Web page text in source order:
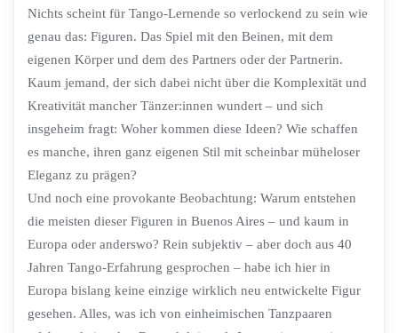
Nichts scheint für Tango-Lernende so verlockend zu sein wie
genau das: Figuren. Das Spiel mit den Beinen, mit dem
eigenen Körper und dem des Partners oder der Partnerin.
Kaum jemand, der sich dabei nicht über die Komplexität und
Kreativität mancher Tänzer:innen wundert – und sich
insgeheim fragt: Woher kommen diese Ideen? Wie schaffen
es manche, ihren ganz eigenen Stil mit scheinbar müheloser
Eleganz zu prägen?
Und noch eine provokante Beobachtung: Warum entstehen
die meisten dieser Figuren in Buenos Aires – und kaum in
Europa oder anderswo? Rein subjektiv – aber doch aus 40
Jahren Tango-Erfahrung gesprochen – habe ich hier in
Europa bislang keine einzige wirklich neu entwickelte Figur
gesehen. Alles, was ich von einheimischen Tanzpaaren